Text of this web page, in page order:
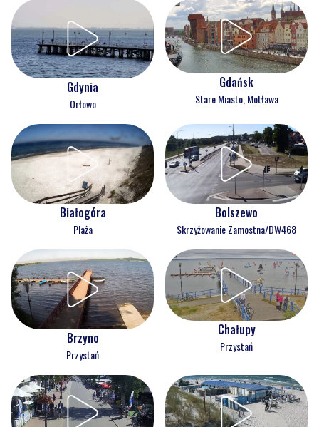
Gdynia
Orłowo
Gdańsk
Stare Miasto, Motława
Białogóra
Plaża
Bolszewo
Skrzyżowanie Zamostna/DW468
Brzyno
Przystań
Chałupy
Przystań